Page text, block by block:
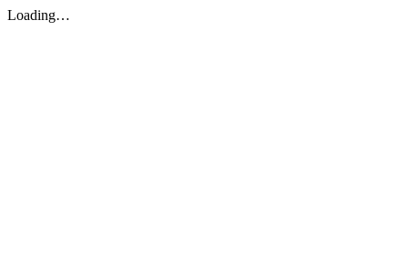
Loading…